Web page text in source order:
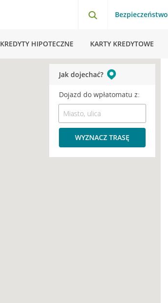
Bezpieczeństwo
KREDYTY HIPOTECZNE KARTY KREDYTOWE
Jak dojechać?
Dojazd do wpłatomatu z:
WYZNACZ TRASĘ